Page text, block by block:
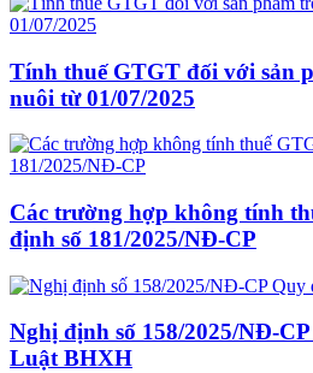
Tính thuế GTGT đối với sản
nuôi từ 01/07/2025
Các trường hợp không tính
định số 181/2025/NĐ-CP
Nghị định số 158/2025/NĐ-
Luật BHXH